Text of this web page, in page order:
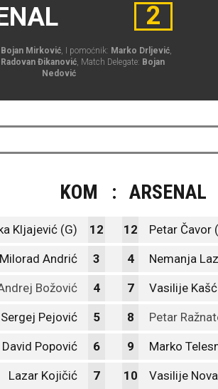
2
Bojan Mirković, I pomoćnik: Marko Drljević,
Radovan Đikanović, Match Delegate: Bojan
Nedović
KOM : ARSENAL
Kljajević (G) 12 12 Petar Čavor
Milorad Andrić 3 4 Nemanja
Božović 4 7 Vasilije
Sergej Pejović 5 8 Petar
David Popović 6 9 Marko
Lazar Kojičić 7 10 Vasilije